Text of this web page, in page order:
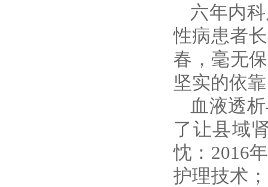
六年内
性病患者
春，毫无
坚实的依
血液透
了让县域
忱： 2016
护理技术